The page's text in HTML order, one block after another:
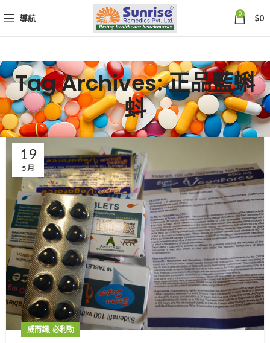
導航 0 $0
Tag Archives: 正品藍蝌
蚪
19
5 月
威而鋼, 必利勁